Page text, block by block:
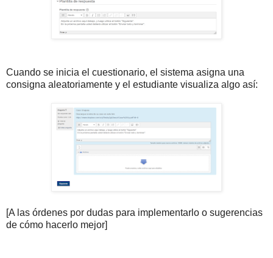
Cuando se inicia el cuestionario, el sistema asigna una
consigna aleatoriamente y el estudiante visualiza algo así:
[A las órdenes por dudas para implementarlo o sugerencias
de cómo hacerlo mejor]